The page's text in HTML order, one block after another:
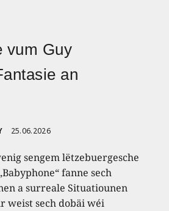
vum Guy
an
25.06.2026
sengem lëtzebuergesche
fanne sech
a surreale Situatiounen
weist sech dobäi wéi